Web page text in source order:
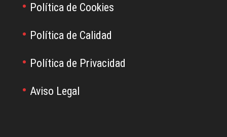
Política de Cookies
Política de Calidad
Política de Privacidad
Aviso Legal